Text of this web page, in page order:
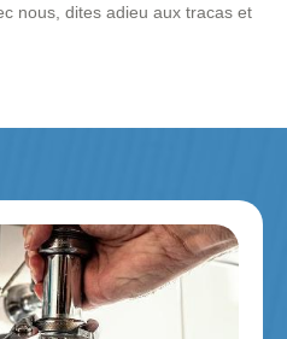
nous, dites adieu aux tracas et